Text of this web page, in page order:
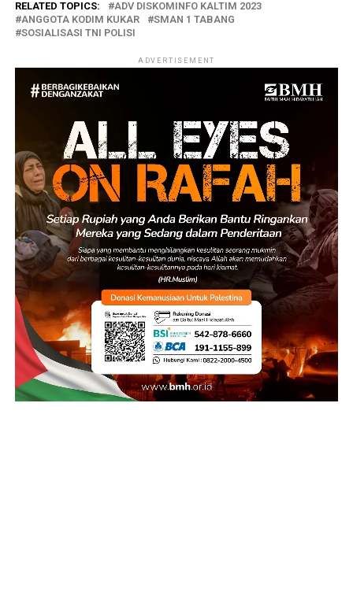
RELATED TOPICS:
ADV DISKOMINFO KALTIM 2023
ANGGOTA KODIM KUKAR
SMAN 1 TABANG
SOSIALISASI TNI POLISI
ADVERTISEMENT